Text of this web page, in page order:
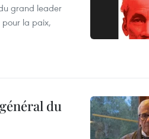
grand leader
pour la paix,
du